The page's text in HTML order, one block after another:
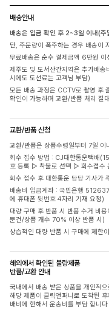
배송안내
배송은 입금 확인 후 2~3일 이내(
단, 주문량이 폭주하는 경우 배송이
무료배송은 순수 결제금액 6만원
제주도 및 도서산간지역은 추가배
시에도 도선료는 고객님 부담)
모든 배송 과정은 CCTV로 촬영 후
확인이 가능하며 교환/반품 처리 절
교환/반품 신청
교환/반품은 상품수령일부터 7일 이
회수 접수 방법 : CJ대한통운택배
호 등록 ▷ 착불로 선택 ▷ 회수접수
회수 접수 후 대한통운 담당 기사가
배송비 입금계좌 : 국민은행
에 휴대폰 뒷번호 4자리 기재 요청)
대량 구매 후 반품 시 반품 수거 비
문건/상품 개수 70% 이상 반품 시)
상습적인 대량 반품 시 구매에 제한
해외에서 확인된 불량제품
반품/교환 안내
국내에서 배송 받은 상품을 개인적
해당 제품이 클릭앤퍼니로 도착된
배비에 한해서 운송비를 부담 합니다